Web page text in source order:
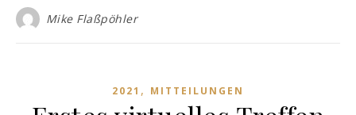
Mike Flaßpöhler
2021 , MITTEILUNGEN